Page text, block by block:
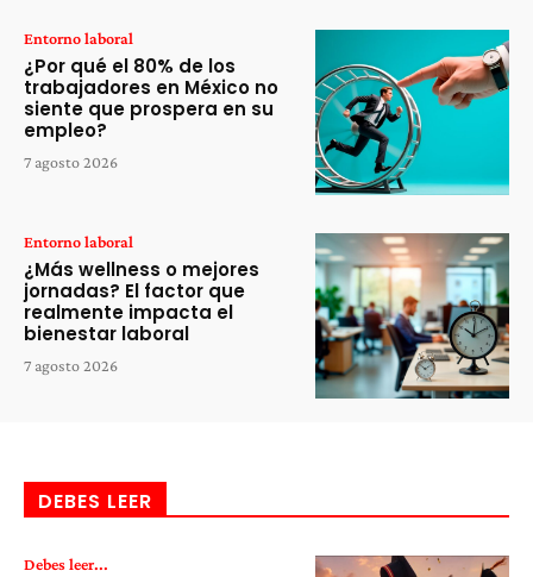
Entorno laboral
¿Por qué el 80% de los
trabajadores en México no
siente que prospera en su
empleo?
7 agosto 2026
Entorno laboral
¿Más wellness o mejores
jornadas? El factor que
realmente impacta el
bienestar laboral
7 agosto 2026
DEBES LEER
Debes leer...